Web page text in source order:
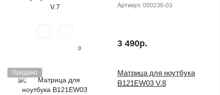
0
Артикул: 000236-03
3 490р.
Продано
Матрица для ноутбука
B121EW03 V.8